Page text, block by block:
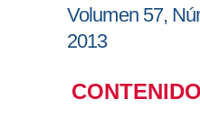
Volumen 57,
2013
CONTENIDO